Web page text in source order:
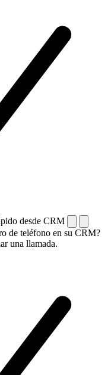
desde CRM
de teléfono en su CRM?
una llamada.